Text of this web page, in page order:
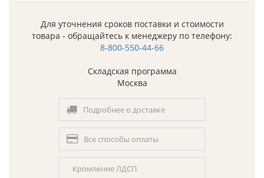
Для уточнения сроков поставки и стоимости
товара - обращайтесь к менеджеру по телефону:
8-800-550-44-66
Складская программа
Москва
Подробнее о доставке
Все способы оплаты
Кромление ЛДСП